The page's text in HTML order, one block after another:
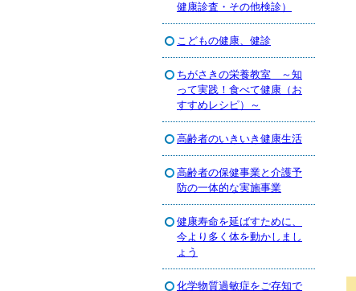
健康診査・その他検診）
こどもの健康、健診
ちがさきの栄養教室 ～知
って実践！食べて健康（お
すすめレシピ）～
高齢者のいきいき健康生活
高齢者の保健事業と介護予
防の一体的な実施事業
健康寿命を延ばすために、
今より多く体を動かしまし
ょう
化学物質過敏症をご存知で